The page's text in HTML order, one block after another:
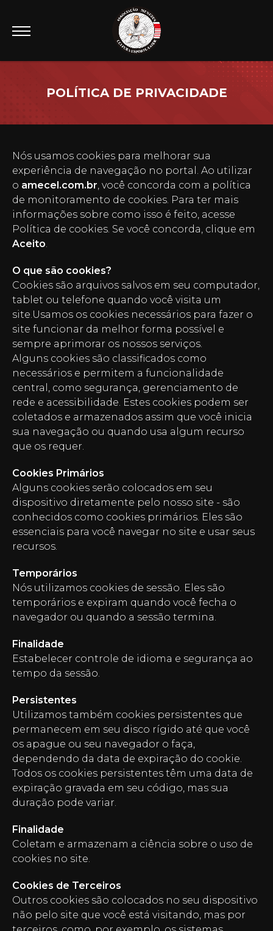
POLÍTICA DE PRIVACIDADE
Nós usamos cookies para melhorar sua
experiência de navegação no portal. Ao utilizar
o amecel.com.br, você concorda com a política
de monitoramento de cookies. Para ter mais
informações sobre como isso é feito, acesse
Política de cookies. Se você concorda, clique em
Aceito.
O que são cookies?
Cookies são arquivos salvos em seu computador,
tablet ou telefone quando você visita um
site.Usamos os cookies necessários para fazer o
site funcionar da melhor forma possível e
sempre aprimorar os nossos serviços.
Alguns cookies são classificados como
necessários e permitem a funcionalidade
central, como segurança, gerenciamento de
rede e acessibilidade. Estes cookies podem ser
coletados e armazenados assim que você inicia
sua navegação ou quando usa algum recurso
que os requer.
Cookies Primários
Alguns cookies serão colocados em seu
dispositivo diretamente pelo nosso site - são
conhecidos como cookies primários. Eles são
essenciais para você navegar no site e usar seus
recursos.
Temporários
Nós utilizamos cookies de sessão. Eles são
temporários e expiram quando você fecha o
navegador ou quando a sessão termina.
Finalidade
Estabelecer controle de idioma e segurança ao
tempo da sessão.
Persistentes
Utilizamos também cookies persistentes que
permanecem em seu disco rígido até que você
os apague ou seu navegador o faça,
dependendo da data de expiração do cookie.
Todos os cookies persistentes têm uma data de
expiração gravada em seu código, mas sua
duração pode variar.
Finalidade
Coletam e armazenam a ciência sobre o uso de
cookies no site.
Cookies de Terceiros
Outros cookies são colocados no seu dispositivo
não pelo site que você está visitando, mas por